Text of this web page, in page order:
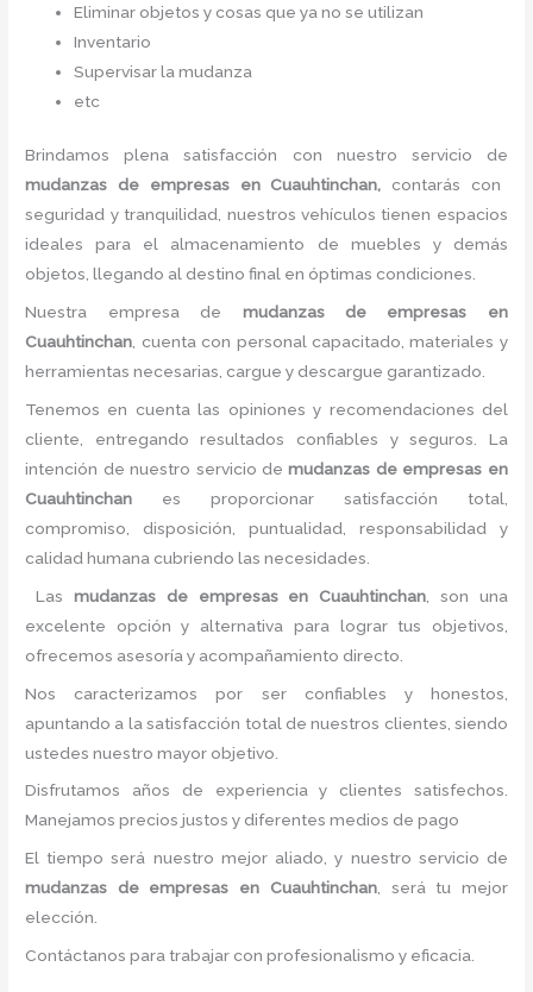
Eliminar objetos y cosas que ya no se utilizan
Inventario
Supervisar la mudanza
etc
Brindamos plena satisfacción con nuestro servicio de
mudanzas de empresas
en Cuauhtinchan, contarás con
seguridad y tranquilidad, nuestros vehículos tienen espacios
ideales para el almacenamiento de muebles y demás
objetos, llegando al destino final en óptimas condiciones.
Nuestra empresa de mudanzas de empresas
en
Cuauhtinchan , cuenta con personal capacitado, materiales y
herramientas necesarias, cargue y descargue garantizado.
Tenemos en cuenta las opiniones y recomendaciones del
cliente, entregando resultados confiables y seguros. La
intención de nuestro servicio de mudanzas de empresas en
Cuauhtinchan es proporcionar satisfacción total,
compromiso, disposición, puntualidad, responsabilidad y
calidad humana cubriendo las necesidades.
Las mudanzas de empresas en Cuauhtinchan , son una
excelente opción y alternativa para lograr tus objetivos,
ofrecemos asesoría y acompañamiento directo.
Nos caracterizamos por ser confiables y honestos,
apuntando a la satisfacción total de nuestros clientes, siendo
ustedes nuestro mayor objetivo.
Disfrutamos años de experiencia y clientes satisfechos.
Manejamos precios justos y diferentes medios de pago
El tiempo será nuestro mejor aliado, y nuestro servicio de
mudanzas de empresas
en Cuauhtinchan, será tu mejor
elección.
Contáctanos para trabajar con profesionalismo y eficacia.